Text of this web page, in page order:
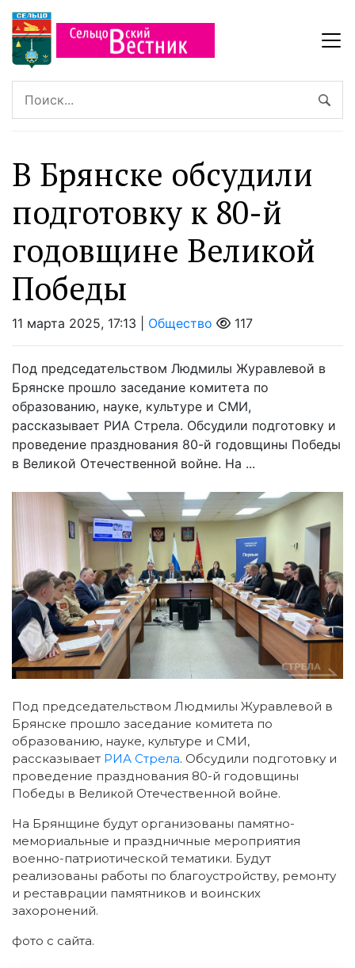
В Брянске обсудили
подготовку к 80-й
годовщине Великой
Победы
11 марта 2025, 17:13 | Общество 117
Под председательством Людмилы Журавлевой в
Брянске прошло заседание комитета по
образованию, науке, культуре и СМИ,
рассказывает РИА Стрела. Обсудили подготовку и
проведение празднования 80-й годовщины Победы
в Великой Отечественной войне. На ...
Под председательством Людмилы Журавлевой в
Брянске прошло заседание комитета по
образованию, науке, культуре и СМИ,
рассказывает РИА Стрела. Обсудили подготовку и
проведение празднования 80-й годовщины
Победы в Великой Отечественной войне.
На Брянщине будут организованы памятно-
мемориальные и праздничные мероприятия
военно-патриотической тематики. Будут
реализованы работы по благоустройству, ремонту
и реставрации памятников и воинских
захоронений.
фото с сайта.